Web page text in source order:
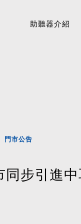
助聽器介紹
門市公告
同步引進